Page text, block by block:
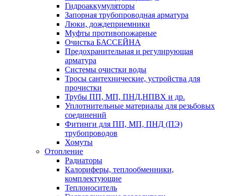
Гидроаккумуляторы
Запорная трубопроводная арматура
Люки, дождеприемники
Муфты противопожарные
Очистка БАССЕЙНА
Предохранительная и регулирующая
арматура
Системы очистки воды
Тросы сантехнические, устройства для
прочистки
Трубы ПП, МП, ПНД,НПВХ и др.
Уплотнительные материалы для резьбовых
соединений
Фитинги для ПП, МП, ПНД (ПЭ)
трубопроводов
Хомуты
Отопление
Радиаторы
Калориферы, теплообменники,
комплектующие
Теплоноситель